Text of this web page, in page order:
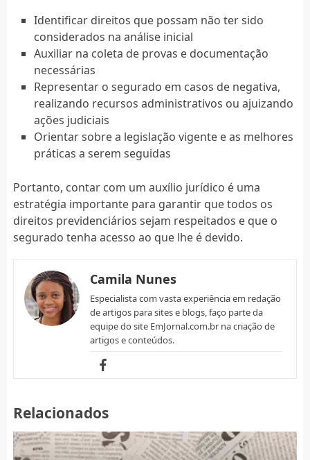
Identificar direitos que possam não ter sido
considerados na análise inicial
Auxiliar na coleta de provas e documentação
necessárias
Representar o segurado em casos de negativa,
realizando recursos administrativos ou ajuizando
ações judiciais
Orientar sobre a legislação vigente e as melhores
práticas a serem seguidas
Portanto, contar com um auxílio jurídico é uma
estratégia importante para garantir que todos os
direitos previdenciários sejam respeitados e que o
segurado tenha acesso ao que lhe é devido.
Camila Nunes
Especialista com vasta experiência em redação
de artigos para sites e blogs, faço parte da
equipe do site EmJornal.com.br na criação de
artigos e conteúdos.
Relacionados